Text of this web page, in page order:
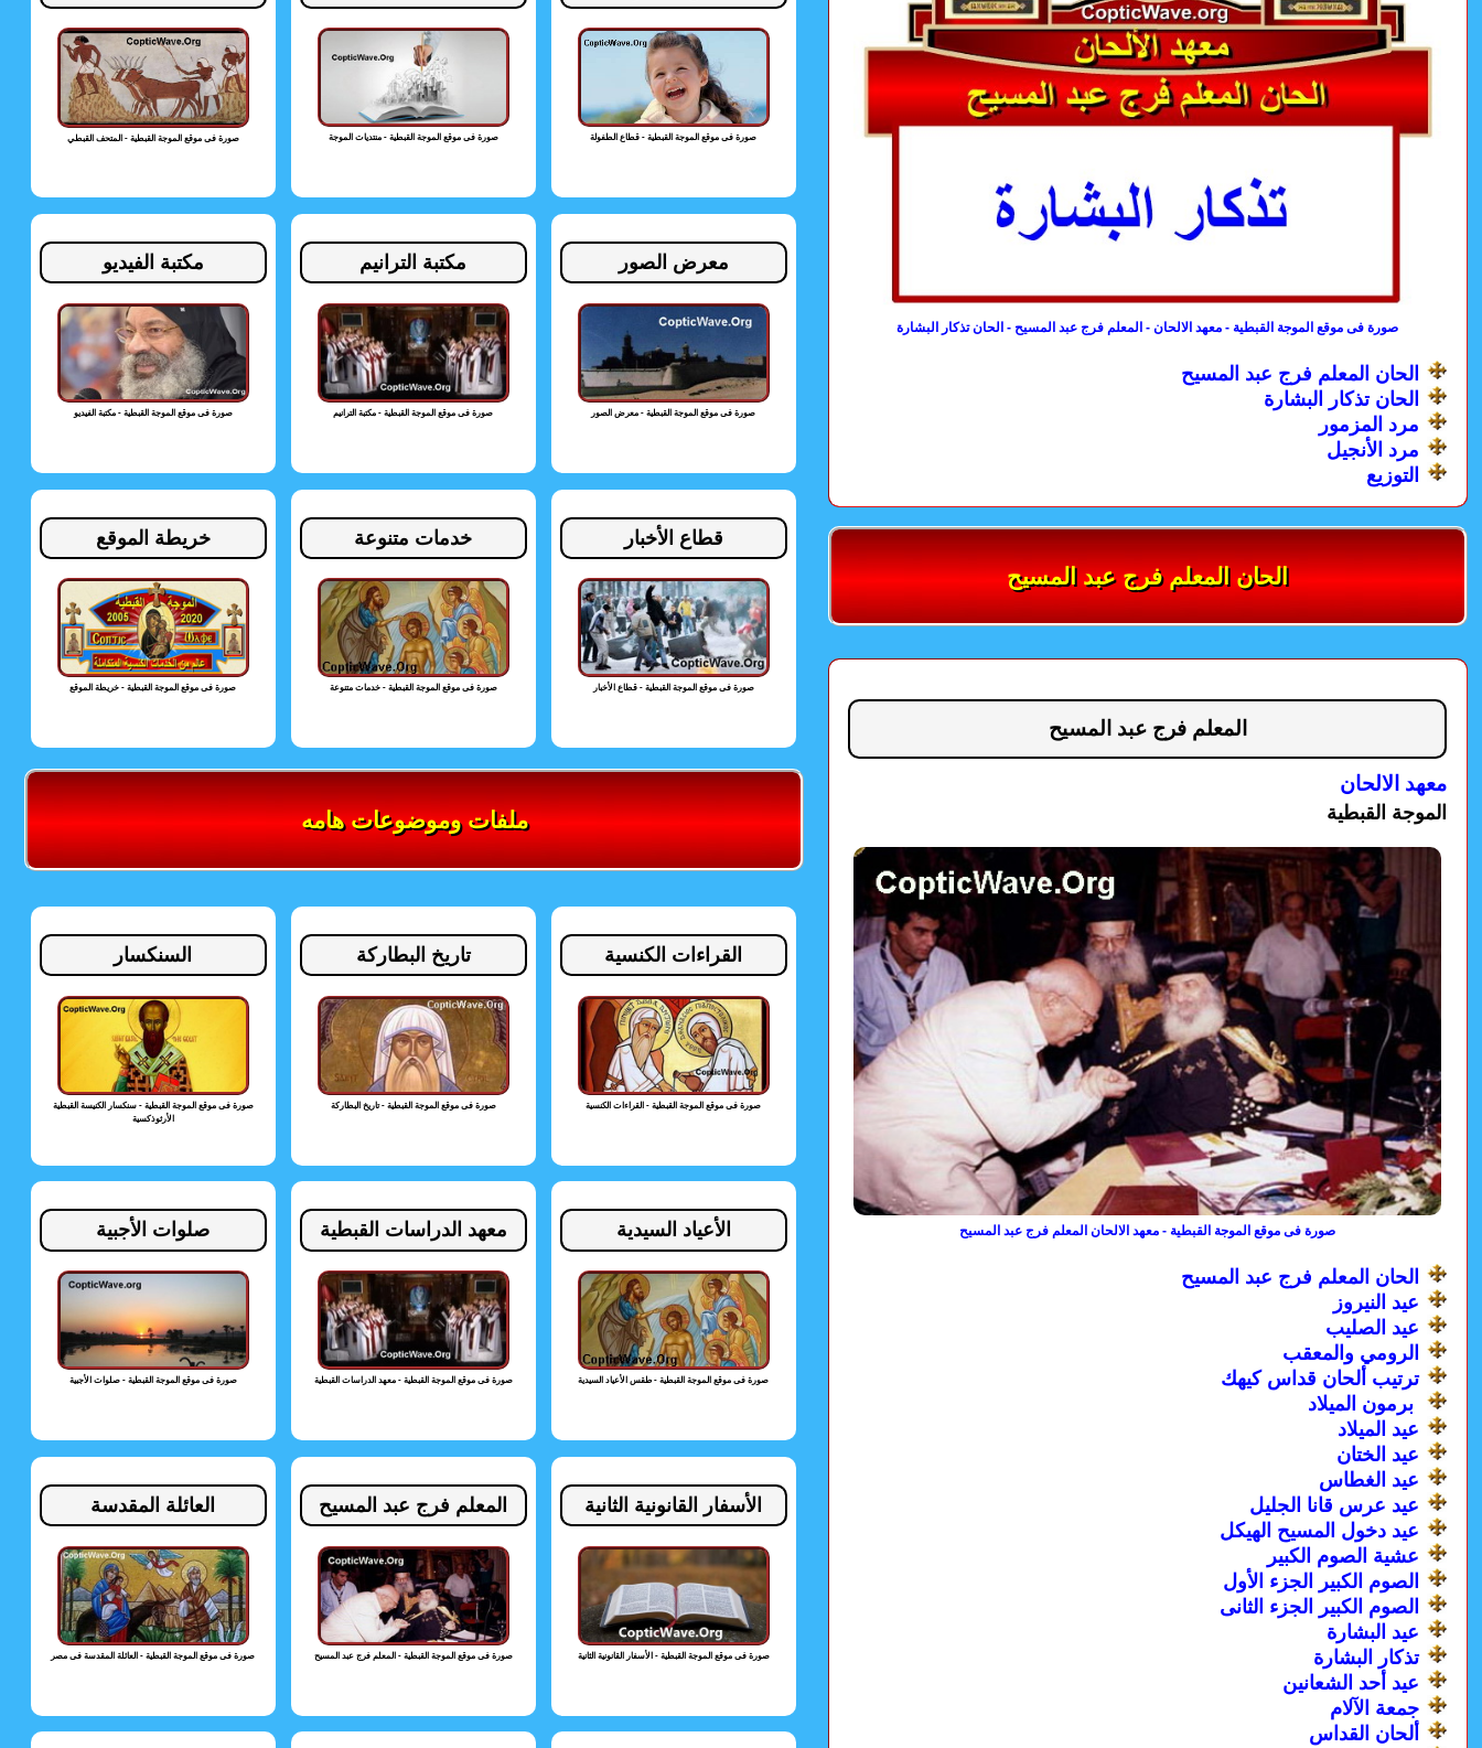
صورة فى موقع الموجة القبطية - معهد الالحان - المعلم فرج عبد المسيح - الحان تذكار البشارة
الحان المعلم فرج عبد المسيح
الحان تذكار البشارة
مرد المزمور
مرد الأنجيل
التوزيع
الحان المعلم فرج عبد المسيح
المعلم فرج عبد المسيح
معهد الالحان
الموجة القبطية
صورة فى موقع الموجة القبطية - معهد الالحان المعلم فرج عبد المسيح
الحان المعلم فرج عبد المسيح
عيد النيروز
عيد الصليب
الرومي والمعقب
ترتيب ألحان قداس كيهك
برمون الميلاد
عيد الميلاد
عيد الختان
عيد الغطاس
عيد عرس قانا الجليل
عيد دخول المسيح الهيكل
عشية الصوم الكبير
الصوم الكبير الجزء الأول
الصوم الكبير الجزء الثانى
عيد البشارة
تذكار البشارة
عيد أحد الشعانين
جمعة الآلام
ألحان القداس
صورة فى موقع الموجة القبطية - قطاع الطفولة صورة فى موقع الموجة القبطية - منتديات الموجة صورة فى موقع الموجة القبطية - المتحف القبطي
معرض الصور
صورة فى موقع الموجة القبطية - معرض الصور
مكتبة الترانيم
صورة فى موقع الموجة القبطية - مكتبة الترانيم
مكتبة الفيديو
صورة فى موقع الموجة القبطية - مكتبة الفيديو
قطاع الأخبار
صورة فى موقع الموجة القبطية - قطاع الأخبار
خدمات متنوعة
صورة فى موقع الموجة القبطية - خدمات متنوعة
خريطة الموقع
صورة فى موقع الموجة القبطية - خريطة الموقع
ملفات وموضوعات هامه
القراءات الكنسية
صورة فى موقع الموجة القبطية - القراءات الكنسية
تاريخ البطاركة
صورة فى موقع الموجة القبطية - تاريخ البطاركة
السنكسار
صورة فى موقع الموجة القبطية - سنكسار الكنيسة القبطية
الأرثوذكسية
الأعياد السيدية
صورة فى موقع الموجة القبطية - طقس الأعياد السيدية
معهد الدراسات القبطية
صورة فى موقع الموجة القبطية - معهد الدراسات القبطية
صلوات الأجبية
صورة فى موقع الموجة القبطية - صلوات الأجبية
الأسفار القانونية الثانية
صورة فى موقع الموجة القبطية - الأسفار القانونية الثانية
المعلم فرج عبد المسيح
صورة فى موقع الموجة القبطية - المعلم فرج عبد المسيح
العائلة المقدسة
صورة فى موقع الموجة القبطية - العائلة المقدسة فى مصر